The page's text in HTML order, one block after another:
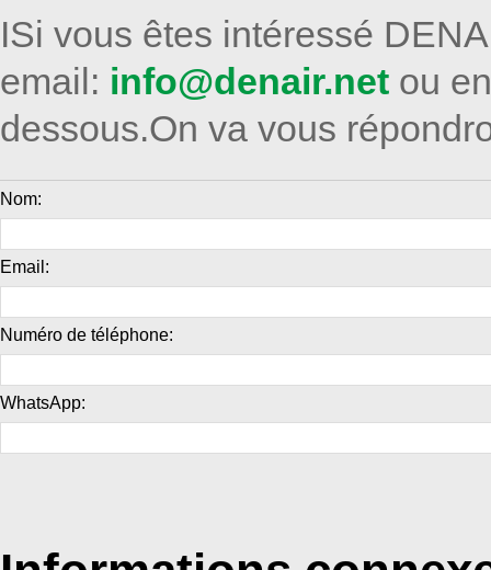
ISi vous êtes intéressé
email: info@denair.net ou
dessous.On va vous
Nom:
Email:
Numéro de téléphone:
WhatsApp: